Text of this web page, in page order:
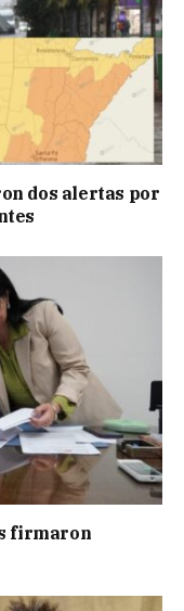
dos alertas por
firmaron